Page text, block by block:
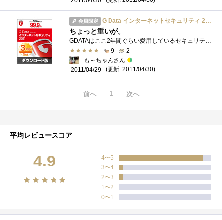
会員限定 G Data インターネットセキュリティ 2011 3年版/3台用 ダウンロード版
ちょっと重いが。
GDATAはここ2年間ぐらい愛用しているセキュリティソフトです。日々、新種や亜種のウイルスが誕生している中で、40ヶ月連続で検出率No.1はすごい�...
9
2
も～ちゃんさん
2011/04/29
(更新: 2011/04/30)
前へ 1 次へ
平均レビュースコア
4.9
4〜5
3〜4
2〜3
1〜2
0〜1